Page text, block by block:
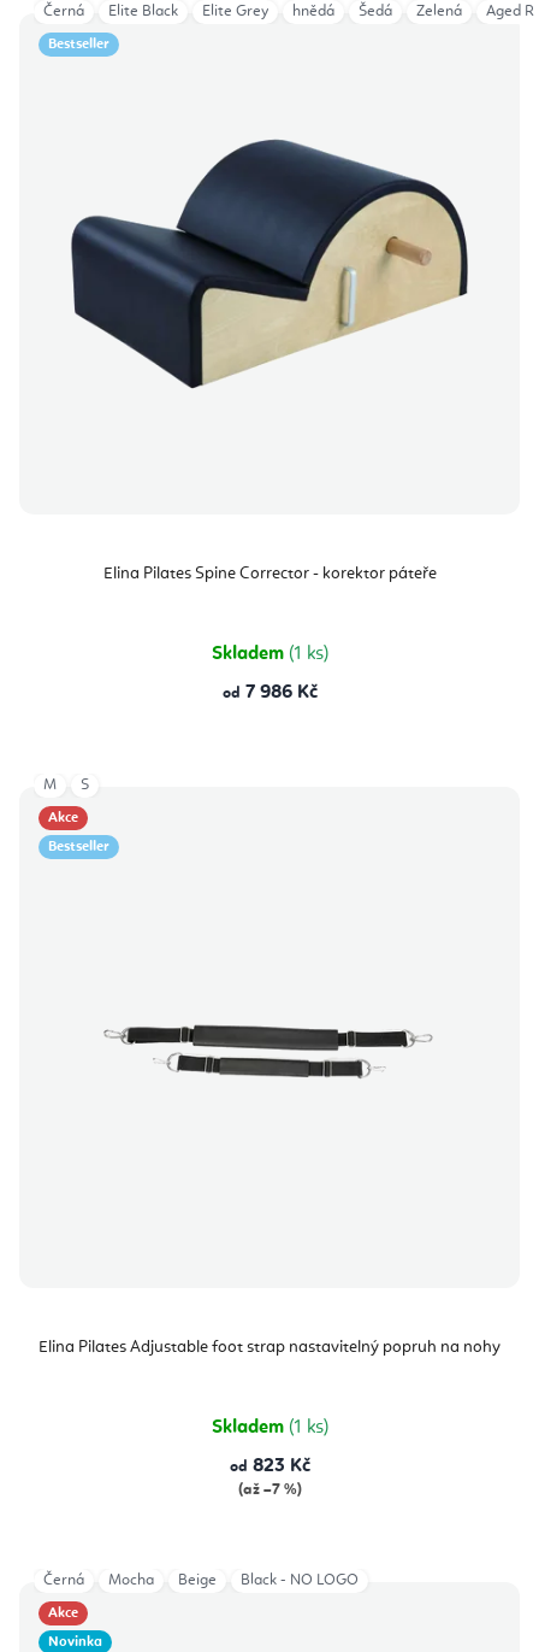
Bestseller
Elina Pilates Spine Corrector - korektor páteře
Skladem (1 ks)
od 7 986 Kč
Černá Elite Black Elite Grey hnědá Šedá Zelená Aged
Akce
Bestseller
Elina Pilates Adjustable foot strap nastavitelný popruh na nohy
Skladem (1 ks)
od 823 Kč
(až –7 %)
M S
Akce
Novinka
Černá Mocha Beige Black - NO LOGO